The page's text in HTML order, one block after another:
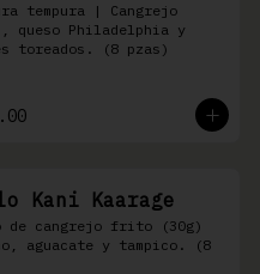
tempura | Cangrejo
queso Philadelphia y
toreados. (8 pzas)
Kani Kaarage
de cangrejo frito (30g)
aguacate y tampico. (8